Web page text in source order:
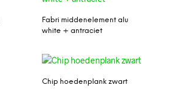
Fabri middenelement alu
white + antraciet
Chip hoedenplank zwart